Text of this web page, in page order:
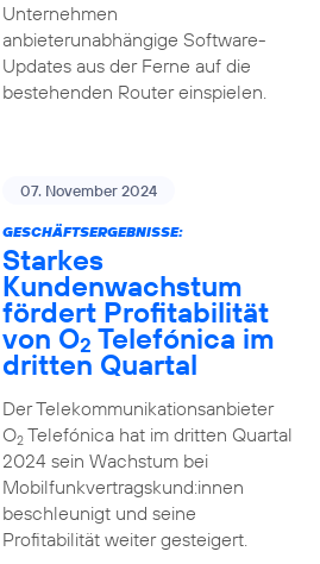
Unternehmen
anbieterunabhängige Software-
Updates aus der Ferne auf die
bestehenden Router einspielen.
07. November 2024
GESCHÄFTSERGEBNISSE:
Starkes
Kundenwachstum
fördert Profitabilität
von O2 Telefónica im
dritten Quartal
Der Telekommunikationsanbieter
O2Telefónica hat im dritten Quartal
2024 sein Wachstum bei
Mobilfunkvertragskund:innen
beschleunigt und seine
Profitabilität weiter gesteigert.